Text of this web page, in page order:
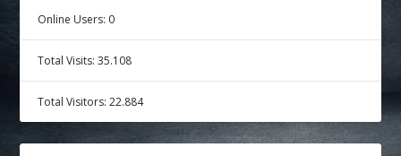
Online Users: 0
Total Visits:35.108
Total Visitors:22.884